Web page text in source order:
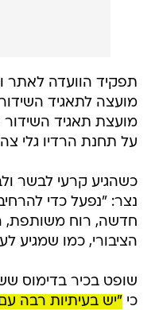
תפקיד הוועדה לאתר
מועצה לתאגיד
מועצת תאגיד
על תחנת הרדיו גלי
כשהגיע קרעי לבשר
נצר: "נפעל כדי
חדשה, רוח משותפת,
הציבורי, כמו שמגיע
שופט בכיר בדימוס
כי "יש בעיתיות רבה